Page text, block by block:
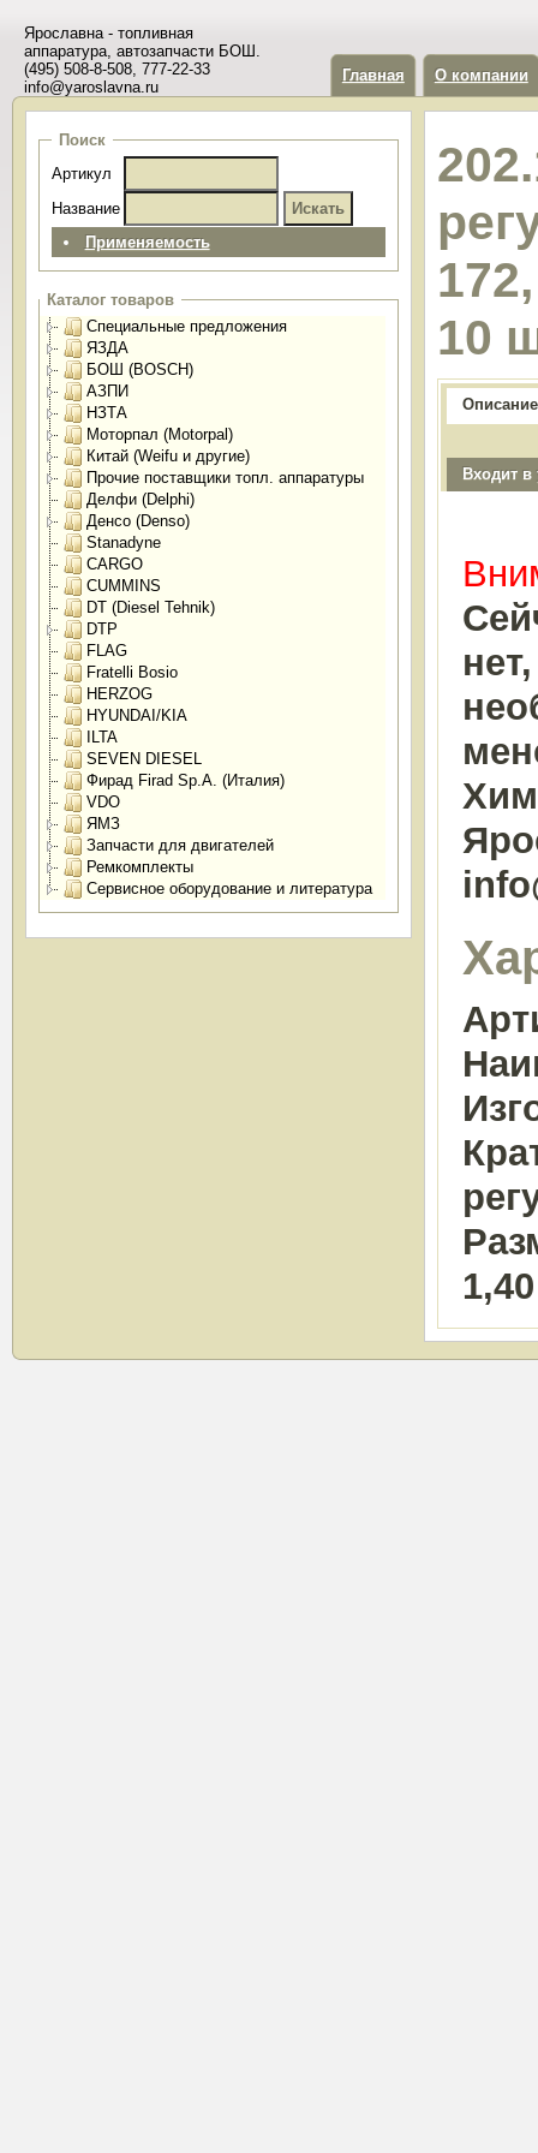
Ярославна - топливная
аппаратура, автозапчасти БОШ.
(495) 508-8-508, 777-22-33
info@yaroslavna.ru
Главная О компании
Поиск
Артикул
Название
Применяемость
Каталог товаров
Специальные предложения
ЯЗДА
БОШ (BOSCH)
АЗПИ
НЗТА
Моторпал (Motorpal)
Китай (Weifu и другие)
Прочие поставщики топл. аппаратуры
Делфи (Delphi)
Денсо (Denso)
Stanadyne
CARGO
CUMMINS
DT (Diesel Tehnik)
DTP
FLAG
Fratelli Bosio
HERZOG
HYUNDAI/KIA
ILTA
SEVEN DIESEL
Фирад Firad Sp.A. (Италия)
VDO
ЯМЗ
Запчасти для двигателей
Ремкомплекты
Сервисное оборудование и литература
10
Описание
Входит в